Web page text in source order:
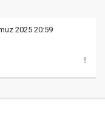
2025 20:59